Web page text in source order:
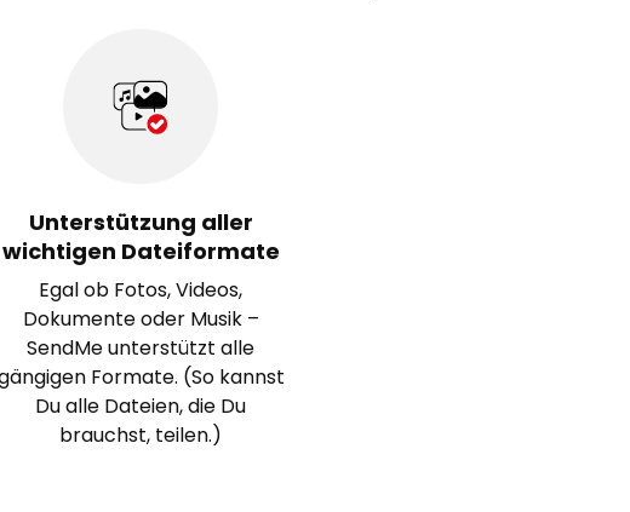
Unterstützung aller
wichtigen Dateiformate
Egal ob Fotos, Videos,
Dokumente oder Musik –
SendMe unterstützt alle
Formate. (So kannst
Du alle Dateien, die Du
brauchst, teilen.)